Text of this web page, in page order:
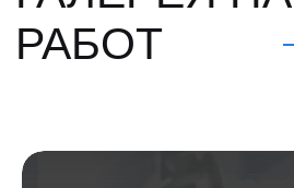
ЛУЧШИЕ
УСЛОВИЯ
предложение от вашего
поставщика и мы его перебьём